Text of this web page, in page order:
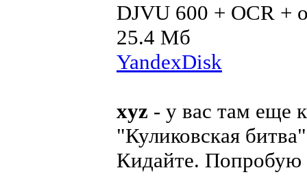
DJVU 600 + OCR +
25.4 Мб
YandexDisk
xyz - у вас там еще
"Куликовская
Кидайте.